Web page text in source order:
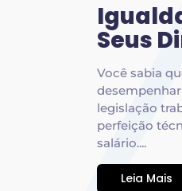
Seus
Você sabia
legislação
perfeição
salário....
Leia Mais